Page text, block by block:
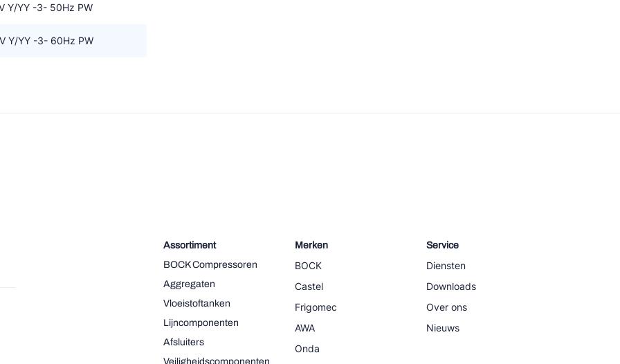
Y/YY -3- 50Hz PW
Y/YY -3- 60Hz PW
Assortiment
BOCK Compressoren
Aggregaten
Vloeistoftanken
Lijncomponenten
Afsluiters
Veiligheidscomponenten
Merken
BOCK
Castel
Frigomec
AWA
Onda
Service
Diensten
Downloads
Over ons
Nieuws